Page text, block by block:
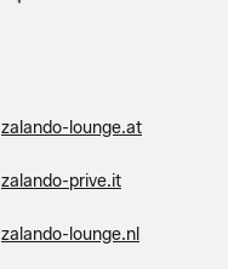
zalando-lounge.at
zalando-prive.it
zalando-lounge.nl